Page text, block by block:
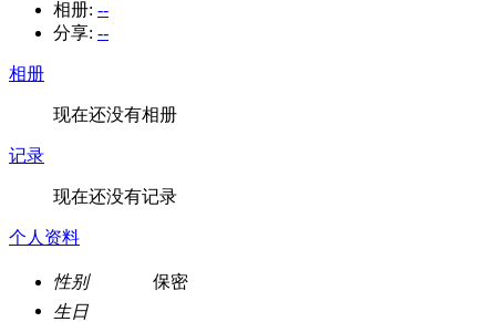
相册: --
分享: --
相册
现在还没有相册
记录
现在还没有记录
个人资料
性别
保密
生日